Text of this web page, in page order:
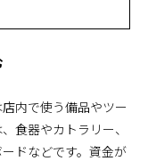
内で使う備品やツー
食器やカトラリー、
ドなどです。資金が